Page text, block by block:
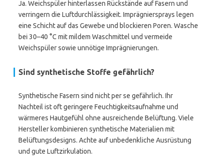
Ja. Weichspüler hinterlassen Rückstände auf Fasern und
verringern die Luftdurchlässigkeit. Imprägniersprays legen
eine Schicht auf das Gewebe und blockieren Poren. Wasche
bei 30–40 °C mit mildem Waschmittel und vermeide
Weichspüler sowie unnötige Imprägnierungen.
Sind synthetische Stoffe gefährlich?
Synthetische Fasern sind nicht per se gefährlich. Ihr
Nachteil ist oft geringere Feuchtigkeitsaufnahme und
wärmeres Hautgefühl ohne ausreichende Belüftung. Viele
Hersteller kombinieren synthetische Materialien mit
Belüftungsdesigns. Achte auf unbedenkliche Ausrüstung
und gute Luftzirkulation.